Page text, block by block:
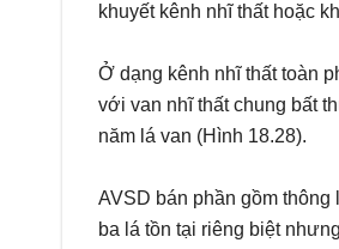
khuyết kênh nhĩ thất hoặc
Ở dạng kênh nhĩ thất toàn
với van nhĩ thất chung bất
năm lá van (Hình 18.28).
AVSD bán phần gồm thông
ba lá tồn tại riêng biệt